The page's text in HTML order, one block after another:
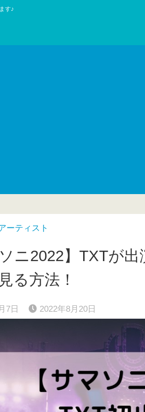
す♪
ーティスト
ソニ2022】TXTが
る方法！
7日 2022年8月20日